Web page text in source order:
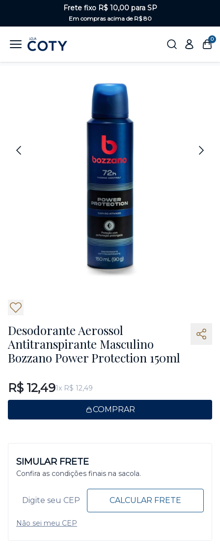
Frete fixo R$ 10,00 para SP
Em compras acima de R$ 80
0
Desodorante Aerossol
Antitranspirante Masculino
Bozzano Power Protection 150ml
R$ 12,491x R$ 12,49
COMPRAR
SIMULAR FRETE
Confira as condições finais na sacola.
CALCULAR FRETE
Não sei meu CEP